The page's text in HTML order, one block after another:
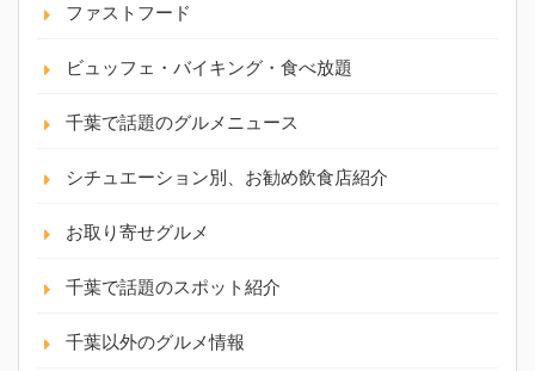
ファストフード
ビュッフェ・バイキング・食べ放題
千葉で話題のグルメニュース
シチュエーション別、お勧め飲食店紹介
お取り寄せグルメ
千葉で話題のスポット紹介
千葉以外のグルメ情報